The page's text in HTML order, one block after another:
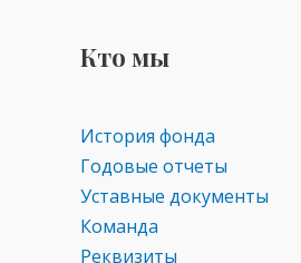
Кто мы
История фонда
Годовые отчеты
Уставные документы
Команда
Реквизиты